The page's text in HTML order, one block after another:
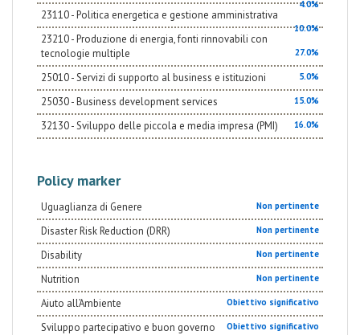
green italiane, etc. L’iniziativa, di durata triennale,
prevede di: - Sensibilizzare 300 imprese libanesi sui
vantaggi del green business e formare 50 imprese
all’elaborazione dei loro Green Business Plans
(Risultato 1) - Accompagnare 20 imprese
nell’esecuzione del loro Green Business Plan, tramite
assistenza tecnica, gestionale, legale, networking e
accompagnamento al credito presso finanziatori
presenti in Libano; supporto economico del progetto
a 10 Green Business Plan secondo criteri di
addizionalità e impatto (Risultato 2) - Supportare 3
green e nella formalizzazione di percorsi di
delle imprese (Risultato 3)
4.0%
23110 - Politica energetica e gestione amministrativa
10.0%
23210 - Produzione di energia, fonti rinnovabili con
tecnologie multiple
27.0%
25010 - Servizi di supporto al business e istituzioni 5.0%
25030 - Business development services 15.0%
32130 - Sviluppo delle piccola e media impresa (PMI) 16.0%
Policy marker
Uguaglianza di Genere Non pertinente
Disaster Risk Reduction (DRR) Non pertinente
Disability Non pertinente
Nutrition Non pertinente
Aiuto all’Ambiente Obiettivo significativo
Sviluppo partecipativo e buon governo Obiettivo significativo